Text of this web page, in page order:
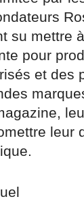
su mettre
pour
et des
leur